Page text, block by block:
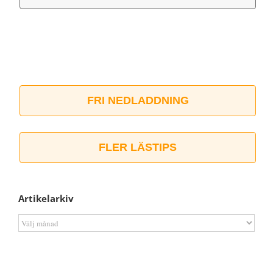
FRI NEDLADDNING
FLER LÄSTIPS
Artikelarkiv
Artikelarkiv